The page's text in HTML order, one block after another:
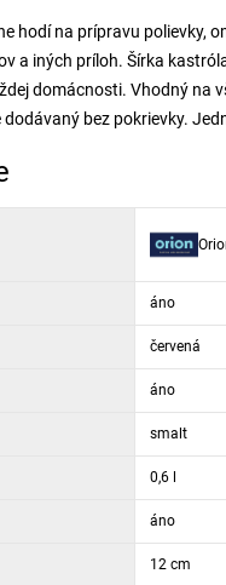
hodí na prípravu polievky,
a iných príloh. Šírka
domácnosti. Vhodný na
dodávaný bez pokrievky.
áno
červená
áno
smalt
0,6 l
áno
12 cm